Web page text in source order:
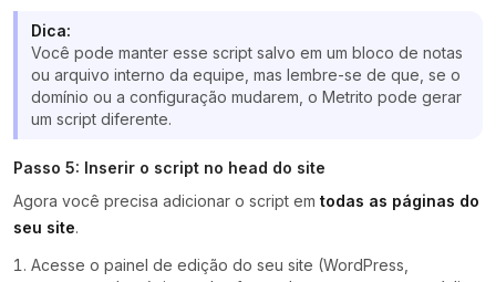
Dica:
Você pode manter esse script salvo em um bloco de notas
ou arquivo interno da equipe, mas lembre-se de que, se o
domínio ou a configuração mudarem, o Metrito pode gerar
um script diferente.
Passo 5: Inserir o script no head do site
Agora você precisa adicionar o script em todas as páginas do
seu site.
Acesse o painel de edição do seu site (WordPress,